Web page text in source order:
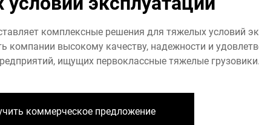
комплексные решения для тяжелых условий
высокому качеству, надежности и
ищущих первоклассные тяжелые грузовики.
коммерческое предложение